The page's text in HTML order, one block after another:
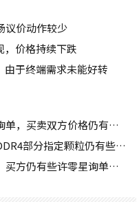
议价动作较少
，价格持续下跌
由于终端需求未能好转
【深圳】仅在部分指定料号有零星询单，买卖双方价格仍有差距
【香港】买家问价动作断断续续，DDR4部分指定颗粒仍有些许询单
【台湾地区】市场氛围以观望为主，买方仍有些许零星询单释出